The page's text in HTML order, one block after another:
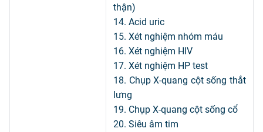
thận)
14. Acid uric
15. Xét nghiệm nhóm máu
16. Xét nghiệm HIV
17. Xét nghiệm HP test
18. Chụp X-quang cột sống thắt
lưng
19. Chụp X-quang cột sống cổ
20. Siêu âm tim